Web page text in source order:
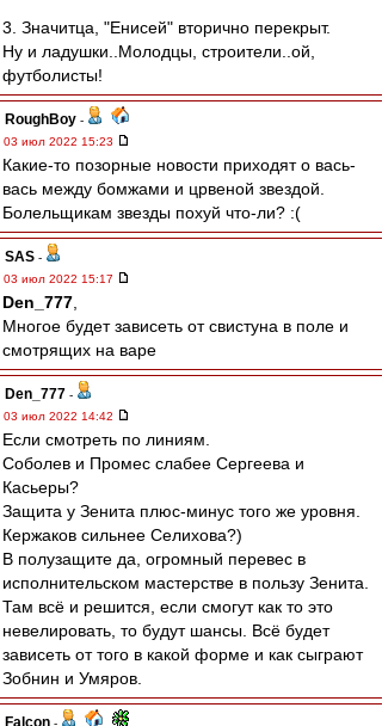
3. Значитца, "Енисей" вторично перекрыт.
Ну и ладушки..Молодцы, строители..ой,
футболисты!
RoughBoy -
03 июл 2022 15:23
Какие-то позорные новости приходят о вась-
вась между бомжами и црвеной звездой.
Болельщикам звезды похуй что-ли? :(
SAS -
03 июл 2022 15:17
Den_777
Многое будет зависеть от свистуна в поле и
смотрящих на варе
Den_777 -
03 июл 2022 14:42
Если смотреть по линиям.
Соболев и Промес слабее Сергеева и
Касьеры?
Защита у Зенита плюс-минус того же уровня.
Кержаков сильнее Селихова?)
В полузащите да, огромный перевес в
исполнительском мастерстве в пользу Зенита.
Там всё и решится, если смогут как то это
невелировать, то будут шансы. Всё будет
зависеть от того в какой форме и как сыграют
Зобнин и Умяров.
Falcon -